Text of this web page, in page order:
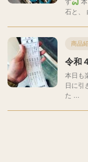
す
石と、
商品
令和
本日も
日に引
た ...